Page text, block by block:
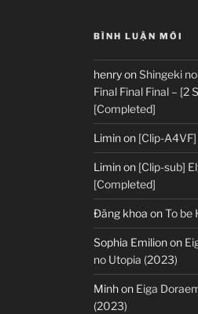
BÌNH LUẬN MỚI
henryonShingeki
Final Final Final – [2
[Completed]
Liminon [Clip-
Liminon [Clip-sub]
[Completed]
Đăng khoa onTo be
Sophia Emilionon
no Utopia (2023)
Minhon Eiga
(2023)